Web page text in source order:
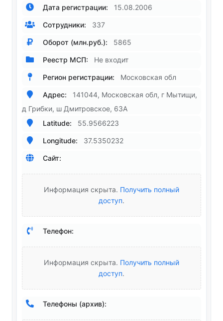
Дата регистрации: 15.08.2006
Сотрудники: 337
Оборот (млн.руб.): 5865
Реестр МСП: Не входит
Регион регистрации: Московская обл
Адрес:
141044, Московская обл, г Мытищи,
д Грибки, ш Дмитровское, 63А
Latitude:
55.9566223
Longitude: 37.5350232
Сайт:
Информация скрыта. Получить полный
доступ.
Телефон:
Информация скрыта. Получить полный
доступ.
Телефоны (архив):